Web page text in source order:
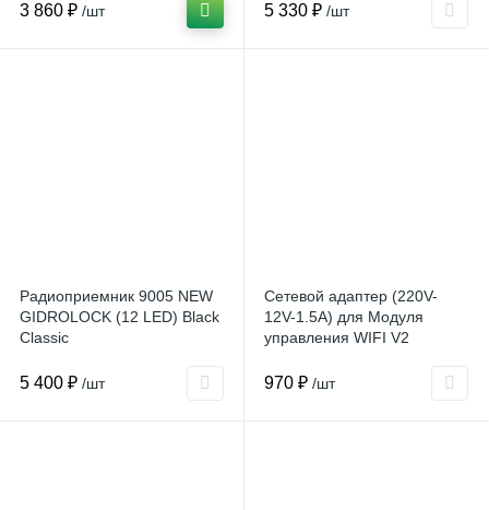
3 860 ₽ /шт 5 330 ₽ /шт
Радиоприемник 9005 NEW
GIDROLOCK (12 LED) Black
Classic
5 400 ₽ /шт
Сетевой адаптер (220V-
12V-1.5A) для Модуля
управления WIFI V2
970 ₽ /шт